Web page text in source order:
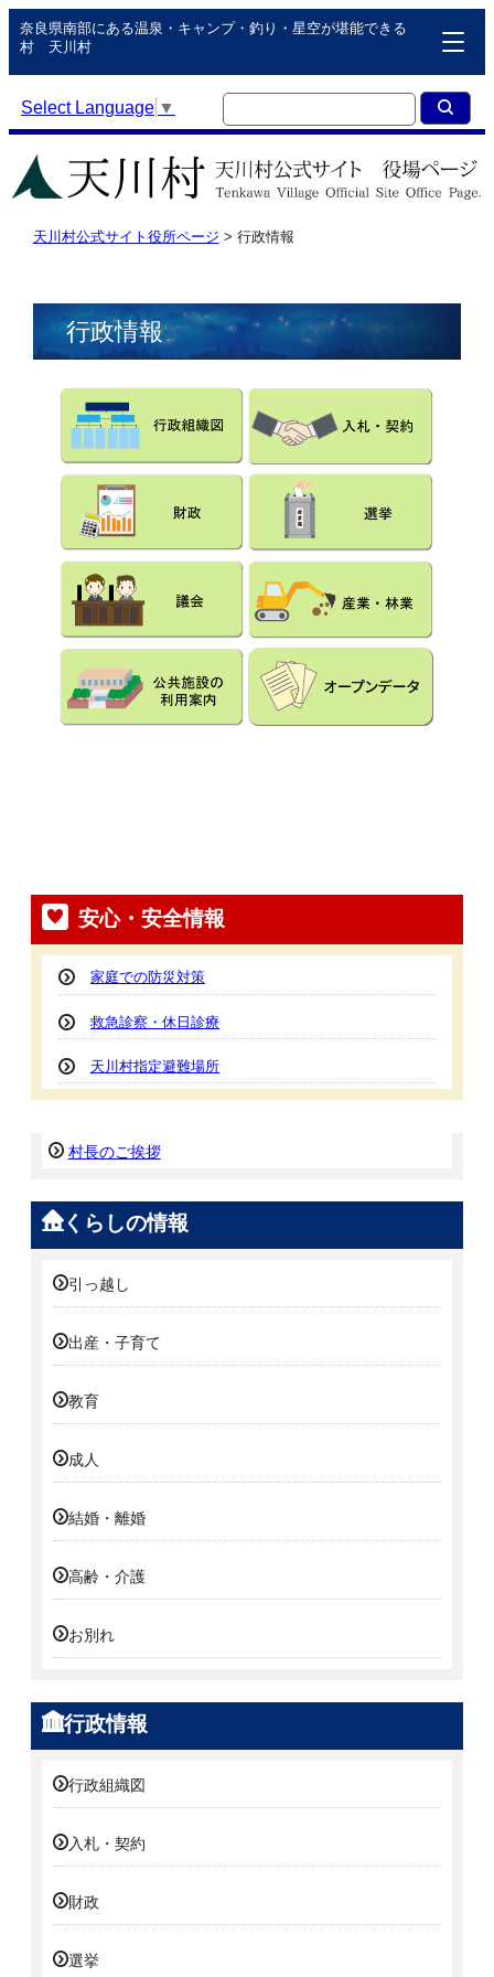
奈良県南部にある温泉・キャンプ・釣り・星空が堪能できる
村 天川村
Select Language ▼
天川村公式サイト役所ページ > 行政情報
行政情報
安心・安全情報
家庭での防災対策
救急診察・休日診療
天川村指定避難場所
村長のご挨拶
くらしの情報
引っ越し
出産・子育て
教育
成人
結婚・離婚
高齢・介護
お別れ
行政情報
行政組織図
入札・契約
財政
選挙